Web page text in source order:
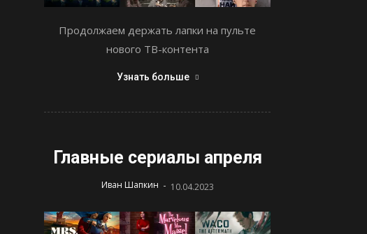
Продолжаем держать лапки на пульте
нового ТВ-контента
Узнать больше
Главные сериалы апреля
Иван Шапкин - 10.04.2023